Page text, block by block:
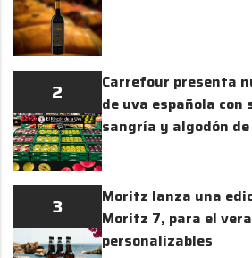
2
Carrefour presenta
de uva española con
sangría y algodón
3
Moritz lanza una
Moritz 7, para el
personalizables